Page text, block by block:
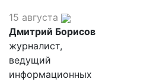
15 августа
Дмитрий Борисов
журналист,
ведущий
информационных